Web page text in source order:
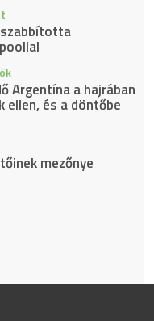
Argentína a hajrában
és a döntőbe
mezőnye